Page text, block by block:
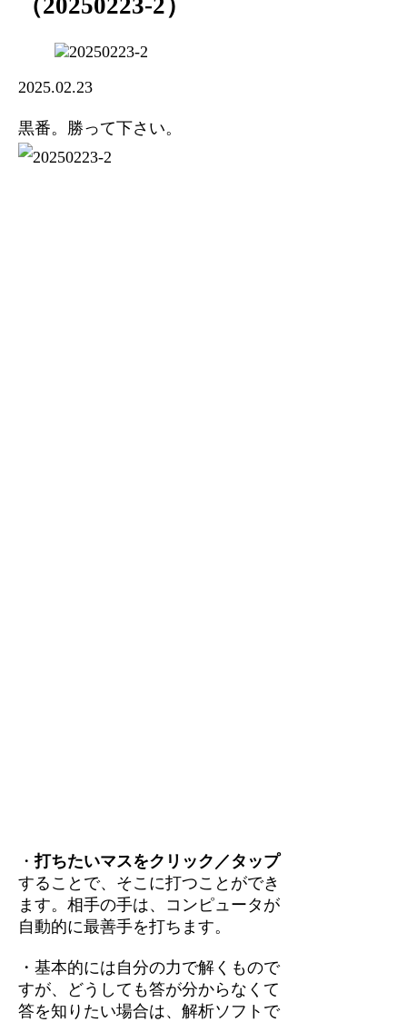
（20250223-2）
2025.02.23
黒番。勝って下さい。
・打ちたいマスをクリック／タップ
することで、そこに打つことができ
ます。相手の手は、コンピュータが
自動的に最善手を打ちます。
・基本的には自分の力で解くもので
すが、どうしても答が分からなくて
答を知りたい場合は、解析ソフトで